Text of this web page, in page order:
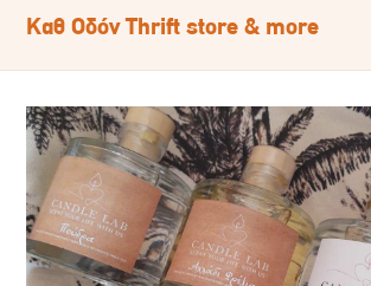
Καθ Οδόν Thrift store & more